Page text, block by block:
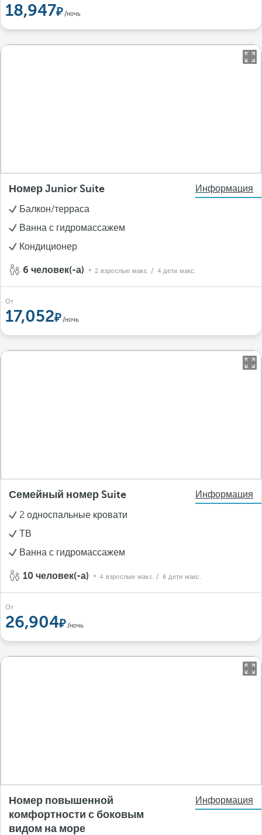
18,947 /ночь
Номер Junior Suite
Информация
Балкон/терраса
Ванна с гидромассажем
Кондиционер
6 человек(-а) 2 взрослые макс. / 4 дети макс.
От
17,052 /ночь
Семейный номер Suite
Информация
2 односпальные кровати
ТВ
Ванна с гидромассажем
10 человек(-а) 4 взрослые макс. / 6 дети макс.
От
26,904 /ночь
Номер повышенной
комфортности с боковым
видом на море
Информация